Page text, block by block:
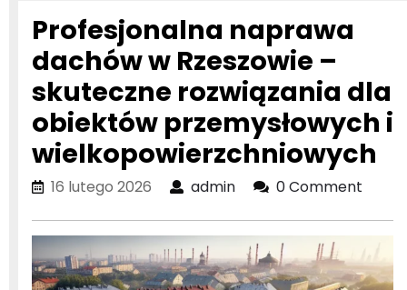
Profesjonalna naprawa
dachów w Rzeszowie –
skuteczne rozwiązania dla
obiektów przemysłowych i
wielkopowierzchniowych
16 lutego 2026 adminadmin0 Comment